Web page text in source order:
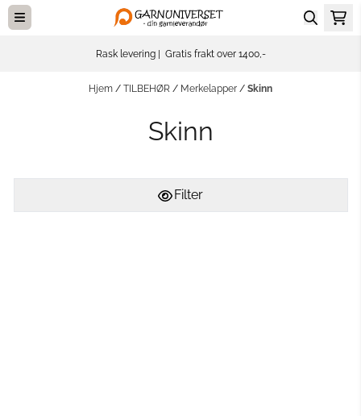
Hopp til innhold
Rask levering | Gratis frakt over 1400,-
Hjem / TILBEHØR / Merkelapper / Skinn
Skinn
Filter